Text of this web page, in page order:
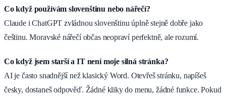
Co když používám slovenštinu nebo nářečí?
Claude i ChatGPT zvládnou slovenštinu úplně stejně dobře jako
češtinu. Moravské nářečí občas neopraví perfektně, ale rozumí.
Co když jsem starší a IT není moje silná stránka?
AI je často snadnější než klasický Word. Otevřeš stránku, napíšeš
česky, dostaneš odpověď. Žádné kliky do menu, žádné funkce. Pokud